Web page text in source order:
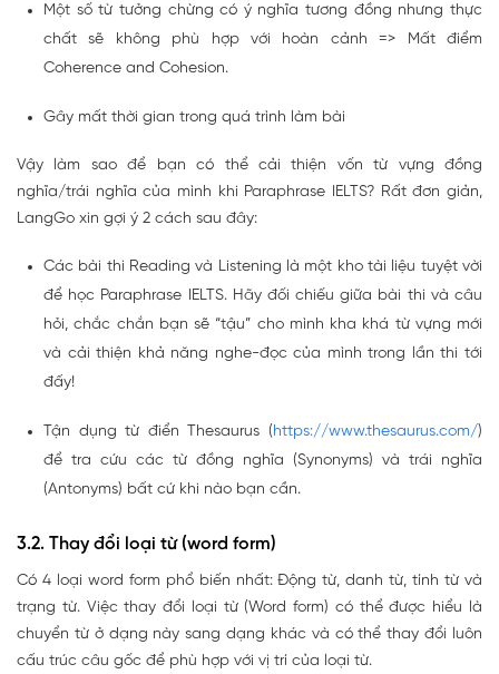
Một số từ tưởng chừng có ý nghĩa tương đồng nhưng thực
chất sẽ không phù hợp với hoàn cảnh => Mất điểm
Coherence and Cohesion.
Gây mất thời gian trong quá trình làm bài
Vậy làm sao để bạn có thể cải thiện vốn từ vựng đồng
nghĩa/trái nghĩa của mình khi Paraphrase IELTS? Rất đơn giản,
LangGo xin gợi ý 2 cách sau đây:
Các bài thi Reading và Listening là một kho tài liệu tuyệt vời
để học Paraphrase IELTS. Hãy đối chiếu giữa bài thi và câu
hỏi, chắc chắn bạn sẽ “tậu” cho mình kha khá từ vựng mới
và cải thiện khả năng nghe-đọc của mình trong lần thi tới
đấy!
Tận dụng từ điển Thesaurus (https://www.thesaurus.com/)
để tra cứu các từ đồng nghĩa (Synonyms) và trái nghĩa
(Antonyms) bất cứ khi nào bạn cần.
3.2. Thay đổi loại từ (word form)
Có 4 loại word form phổ biến nhất: Động từ, danh từ, tính từ và
trạng từ. Việc thay đổi loại từ (Word form) có thể được hiểu là
chuyển từ ở dạng này sang dạng khác và có thể thay đổi luôn
cấu trúc câu gốc để phù hợp với vị trí của loại từ.